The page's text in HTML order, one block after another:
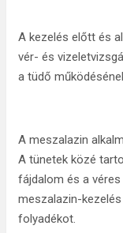
A kezelés előtt és
vér- és
a tüdő
A meszalazin
A tünetek közé
fájdalom és a véres
meszalazin-
folyadékot.